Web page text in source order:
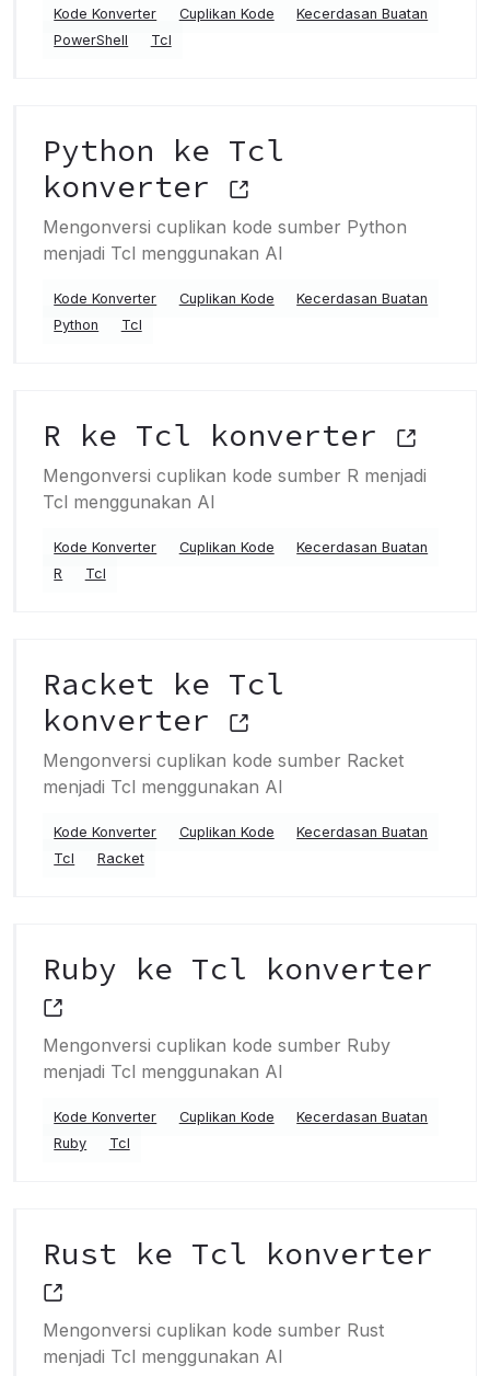
Kode Konverter Cuplikan Kode
Kecerdasan Buatan
PowerShell
Tcl
Python ke Tcl
konverter
Mengonversi cuplikan kode sumber Python
menjadi Tcl menggunakan AI
Kode Konverter Cuplikan Kode
Kecerdasan Buatan
Python
Tcl
R ke Tcl konverter
Mengonversi cuplikan kode sumber R menjadi
Tcl menggunakan AI
Kode Konverter Cuplikan Kode
Kecerdasan Buatan
R
Tcl
Racket ke Tcl
konverter
Mengonversi cuplikan kode sumber Racket
menjadi Tcl menggunakan AI
Kode Konverter Cuplikan Kode
Kecerdasan Buatan
Tcl
Racket
Ruby ke Tcl konverter
Mengonversi cuplikan kode sumber Ruby
menjadi Tcl menggunakan AI
Kode Konverter Cuplikan Kode
Kecerdasan Buatan
Ruby
Tcl
Rust ke Tcl konverter
Mengonversi cuplikan kode sumber Rust
menjadi Tcl menggunakan AI